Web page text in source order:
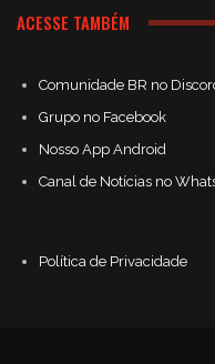
ACESSE TAMBÉM
Comunidade BR no
Grupo no Facebook
Nosso App Android
Canal de Notícias no
Política de Privacidade